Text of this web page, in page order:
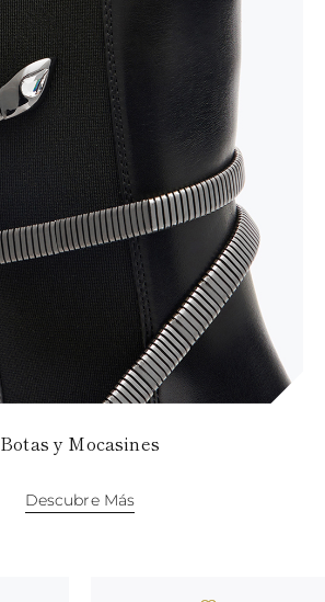
Botas y Mocasines
Descubre Más